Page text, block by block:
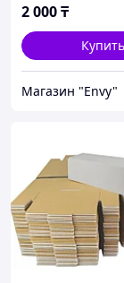
2 000₸
Купить
Магазин "Envy"